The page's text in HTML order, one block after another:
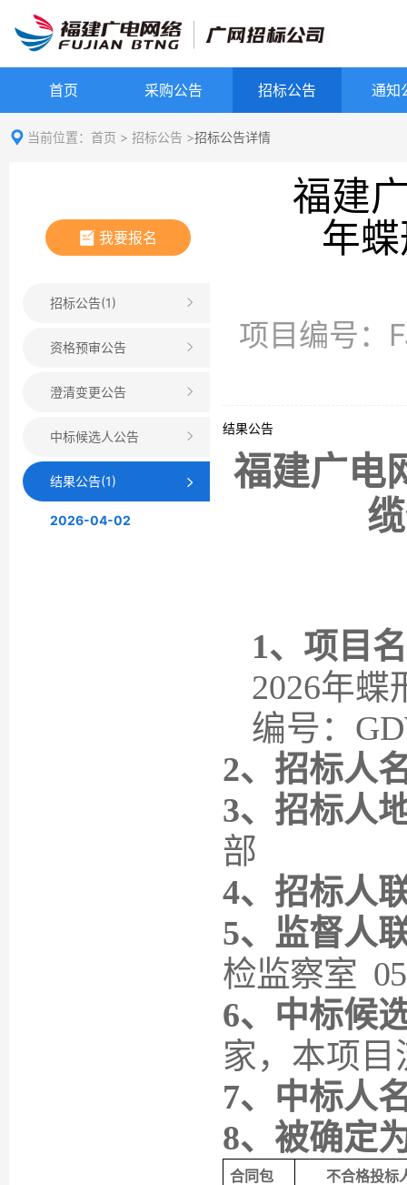
首页 采购公告 招标公告 通知
当前位置： 首页 > 招标公告 >招标公告详情
我要报名
招标公告(1)
资格预审公告
澄清变更公告
中标候选人公告
结果公告(1)
2026-04-02
福建
年
项目编号：
结果公告
福建广电
1、项目
2026年蝶
编号：
2、招标人
3、 招标人
部
4、 招标人
5、 监督人
检监察室
6、中标候
家，本项目
7、中标人
8、被确定
合同包 不合格投标